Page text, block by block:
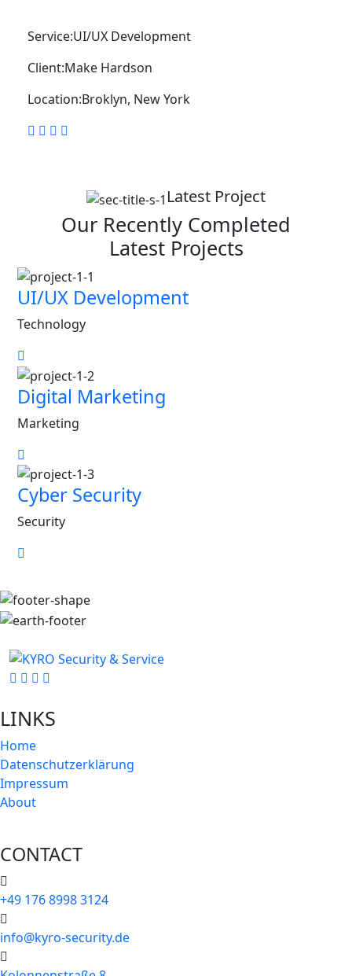
Service:UI/UX Development
Client:Make Hardson
Location:Broklyn, New York
Latest Project
Our Recently Completed
Latest Projects
UI/UX Development
Technology
Digital Marketing
Marketing
Cyber Security
Security
LINKS
Home
Datenschutzerklärung
Impressum
About
CONTACT
+49 176 8998 3124
info@kyro-security.de